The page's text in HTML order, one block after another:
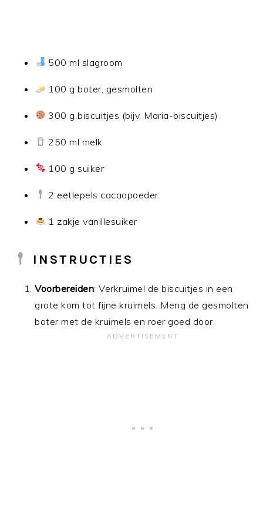
500 ml slagroom
100 g boter, gesmolten
300 g biscuitjes (bijv. Maria-biscuitjes)
250 ml melk
100 g suiker
2 eetlepels cacaopoeder
1 zakje vanillesuiker
INSTRUCTIES
Voorbereiden: Verkruimel de biscuitjes in een
grote kom tot fijne kruimels. Meng de gesmolten
boter met de kruimels en roer goed door.